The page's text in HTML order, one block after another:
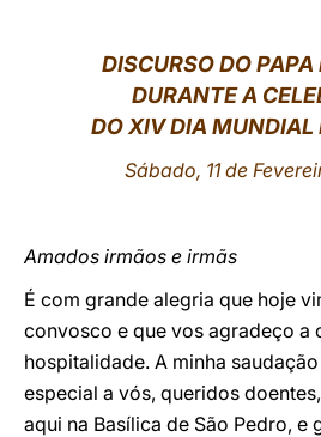
DISCURSO DO
DURANTE A
DO XIV DIA MUNDIAL
Sábado, 11 de
Amados irmãos e irmãs
É com grande alegria que hoje
convosco e que vos agradeço a
hospitalidade. A minha
especial a vós, queridos
aqui na Basílica de São Pedro, e